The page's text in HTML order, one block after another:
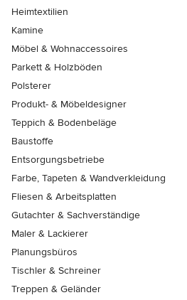
Heimtextilien
Kamine
Möbel & Wohnaccessoires
Parkett & Holzböden
Polsterer
Produkt- & Möbeldesigner
Teppich & Bodenbeläge
Baustoffe
Entsorgungsbetriebe
Farbe, Tapeten & Wandverkleidung
Fliesen & Arbeitsplatten
Gutachter & Sachverständige
Maler & Lackierer
Planungsbüros
Tischler & Schreiner
Treppen & Geländer